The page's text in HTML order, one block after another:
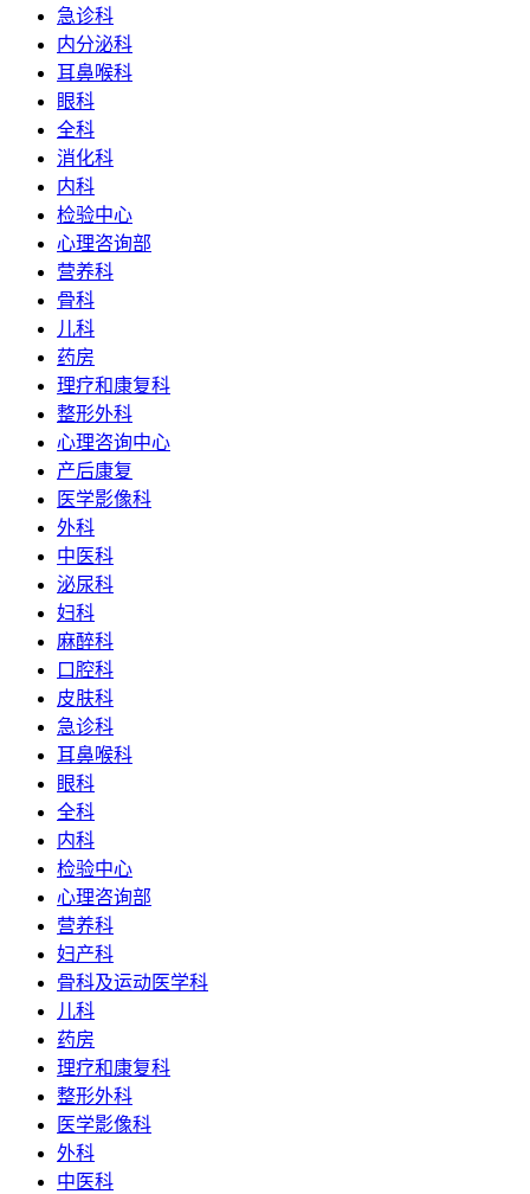
急诊科
内分泌科
耳鼻喉科
眼科
全科
消化科
内科
检验中心
心理咨询部
营养科
骨科
儿科
药房
理疗和康复科
整形外科
心理咨询中心
产后康复
医学影像科
外科
中医科
泌尿科
妇科
麻醉科
口腔科
皮肤科
急诊科
耳鼻喉科
眼科
全科
内科
检验中心
心理咨询部
营养科
妇产科
骨科及运动医学科
儿科
药房
理疗和康复科
整形外科
医学影像科
外科
中医科